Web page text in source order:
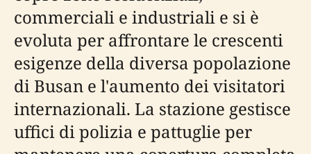
commerciali e industriali e si è
evoluta per affrontare le crescenti
esigenze della diversa popolazione
di Busan e l'aumento dei visitatori
internazionali. La stazione gestisce
uffici di polizia e pattuglie per